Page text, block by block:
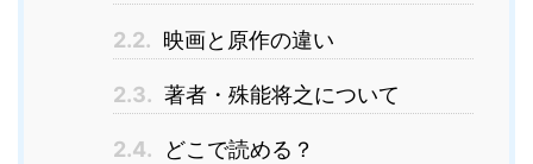
2.2. 映画と原作の違い
2.3. 著者・殊能将之について
2.4. どこで読める？